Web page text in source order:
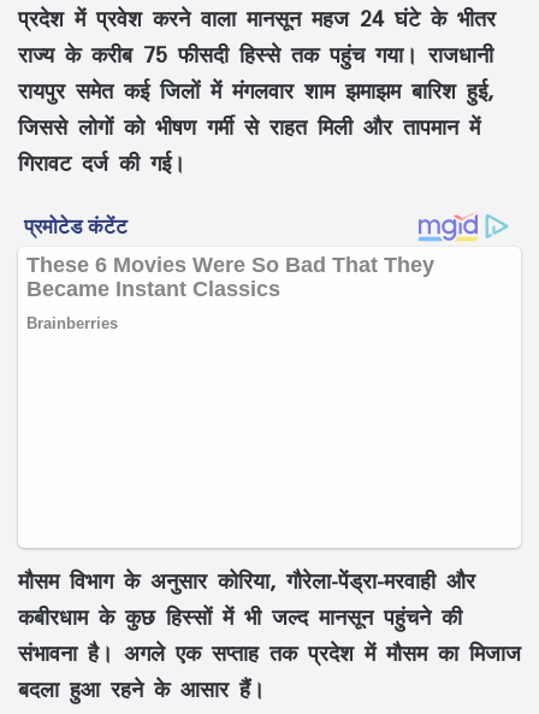
प्रदेश में प्रवेश करने वाला मानसून महज 24 घंटे के भीतर
राज्य के करीब 75 फीसदी हिस्से तक पहुंच गया। राजधानी
रायपुर समेत कई जिलों में मंगलवार शाम झमाझम बारिश हुई,
जिससे लोगों को भीषण गर्मी से राहत मिली और तापमान में
गिरावट दर्ज की गई।
मौसम विभाग के अनुसार कोरिया, गौरेला-पेंड्रा-मरवाही और
कबीरधाम के कुछ हिस्सों में भी जल्द मानसून पहुंचने की
संभावना है। अगले एक सप्ताह तक प्रदेश में मौसम का मिजाज
बदला हुआ रहने के आसार हैं।